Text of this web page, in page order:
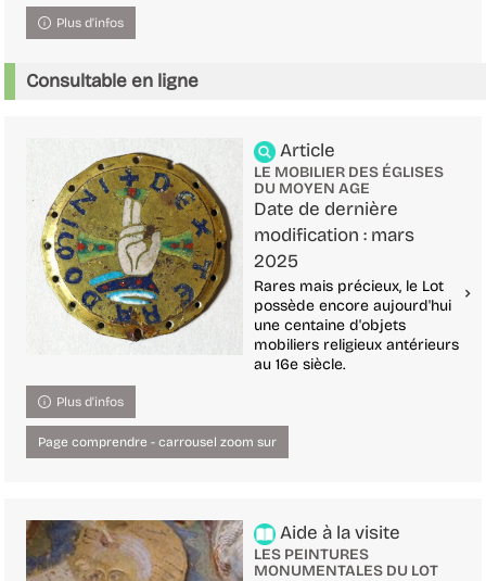
Plus d'infos
Consultable en ligne
Article
LE MOBILIER DES ÉGLISES
DU MOYEN AGE
Date de dernière
modification : mars
2025
Rares mais précieux, le Lot
possède encore aujourd'hui
une centaine d'objets
mobiliers religieux antérieurs
au 16e siècle.
Plus d'infos
Page comprendre - carrousel zoom sur
Aide à la visite
LES PEINTURES
MONUMENTALES DU LOT